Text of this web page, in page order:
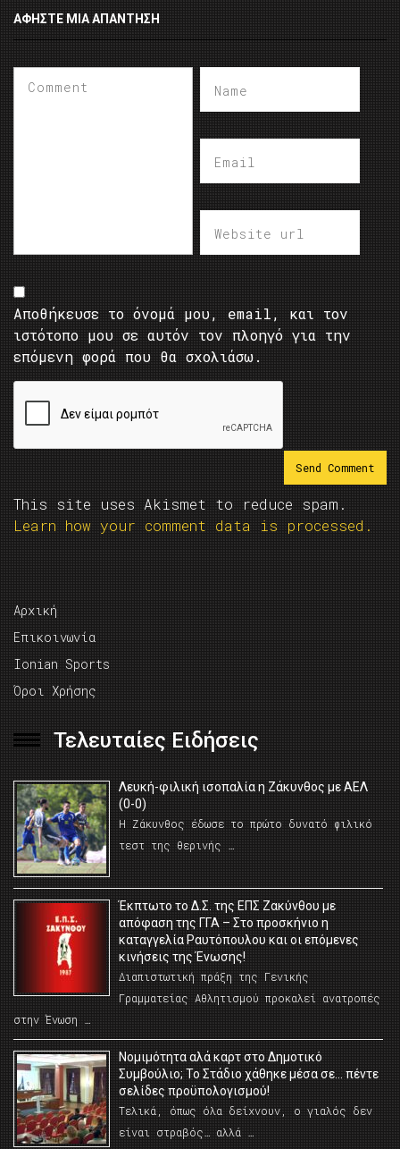
ΑΦΉΣΤΕ ΜΙΑ ΑΠΆΝΤΗΣΗ
Αποθήκευσε το όνομά μου, email, και τον
ιστότοπο μου σε αυτόν τον πλοηγό για την
επόμενη φορά που θα σχολιάσω.
This site uses Akismet to reduce spam.
Learn how your comment data is processed.
Αρχική
Επικοινωνία
Ionian Sports
Όροι Χρήσης
Τελευταίες Ειδήσεις
Λευκή-φιλική ισοπαλία η Ζάκυνθος με ΑΕΛ
(0-0)
Η Ζάκυνθος έδωσε το πρώτο δυνατό φιλικό
τεστ της θερινής …
Έκπτωτο το Δ.Σ. της ΕΠΣ Ζακύνθου με
απόφαση της ΓΓΑ – Στο προσκήνιο η
καταγγελία Ραυτόπουλου και οι επόμενες
κινήσεις της Ένωσης!
Διαπιστωτική πράξη της Γενικής
Γραμματείας Αθλητισμού προκαλεί ανατροπές
στην Ένωση …
Νομιμότητα αλά καρτ στο Δημοτικό
Συμβούλιο; Το Στάδιο χάθηκε μέσα σε… πέντε
σελίδες προϋπολογισμού!
Τελικά, όπως όλα δείχνουν, ο γιαλός δεν
είναι στραβός… αλλά …